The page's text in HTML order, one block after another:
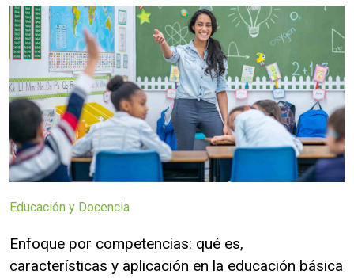
Educación y Docencia
Enfoque por competencias: qué es,
características y aplicación en la educación básica